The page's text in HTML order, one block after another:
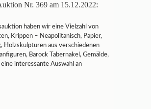
Nr. 369 am 15.12.2022:
haben wir eine Vielzahl von
Krippen – Neapolitanisch, Papier,
Holzskulpturen aus verschiedenen
Barock Tabernakel, Gemälde,
interessante Auswahl an